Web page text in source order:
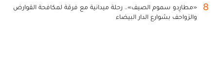
8
«مطارِدو سموم الصيف».. رحلة ميدانية مع فرقة لمكافحة القوارض
والزواحف بشوارع الدار البيضاء